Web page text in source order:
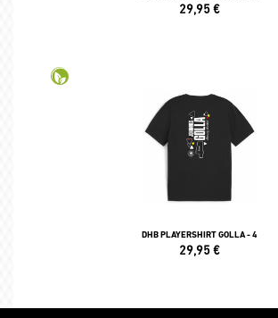
29,95€
DHB PLAYERSHIRT GOLLA - 4
29,95€